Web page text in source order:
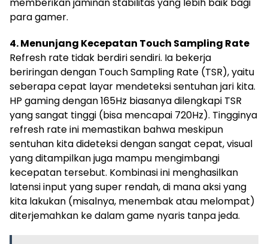
memberikan jaminan stabilitas yang lebih baik bagi
para gamer.
4. Menunjang Kecepatan Touch Sampling Rate
Refresh rate tidak berdiri sendiri. Ia bekerja
beriringan dengan Touch Sampling Rate (TSR), yaitu
seberapa cepat layar mendeteksi sentuhan jari kita.
HP gaming dengan 165Hz biasanya dilengkapi TSR
yang sangat tinggi (bisa mencapai 720Hz). Tingginya
refresh rate ini memastikan bahwa meskipun
sentuhan kita dideteksi dengan sangat cepat, visual
yang ditampilkan juga mampu mengimbangi
kecepatan tersebut. Kombinasi ini menghasilkan
latensi input yang super rendah, di mana aksi yang
kita lakukan (misalnya, menembak atau melompat)
diterjemahkan ke dalam game nyaris tanpa jeda.